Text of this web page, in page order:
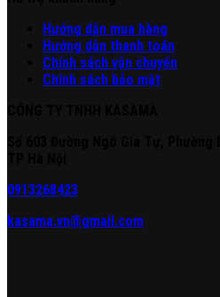
Hướng dẫn mua hàng
Hướng dẫn thanh toán
Chính sách vận chuyển
Chính sách bảo mật
0913268423
kasama.vn@gmail.com